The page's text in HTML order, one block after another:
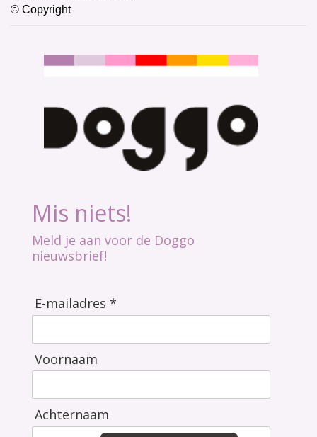
© Copyright
Mis niets!
Meld je aan voor de Doggo
nieuwsbrief!
E-mailadres *
Voornaam
Achternaam